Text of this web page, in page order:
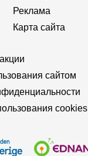
Реклама
Карта сайта
сайтом
cookies